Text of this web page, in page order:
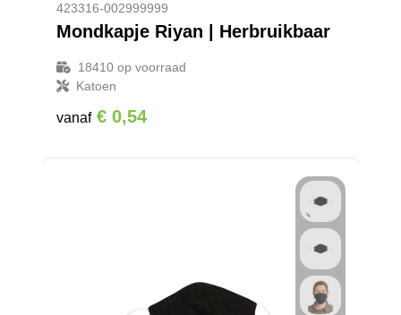
423316-002999999
Mondkapje Riyan | Herbruikbaar
18410op voorraad
Katoen
vanaf € 0,54